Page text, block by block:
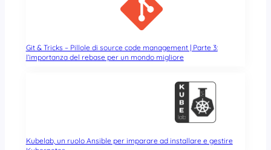
Git & Tricks – Pillole di source code management | Parte 3:
l’importanza del rebase per un mondo migliore
Kubelab, un ruolo Ansible per imparare ad installare e gestire